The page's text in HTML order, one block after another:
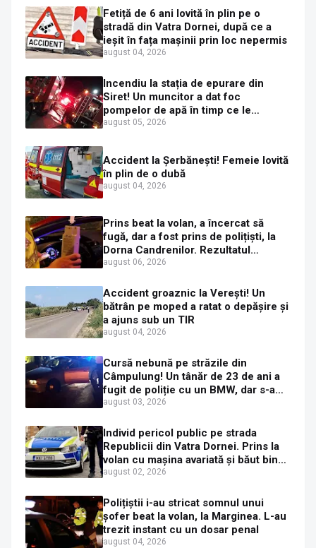
Fetiță de 6 ani lovită în plin pe o
stradă din Vatra Dornei, după ce a
ieșit în fața mașinii prin loc nepermis
august 04, 2026
Incendiu la stația de epurare din
Siret! Un muncitor a dat foc
pompelor de apă în timp ce le
alimenta cu combustibil
august 05, 2026
Accident la Șerbănești! Femeie lovită
în plin de o dubă
august 04, 2026
Prins beat la volan, a încercat să
fugă, dar a fost prins de polițiști, la
Dorna Candrenilor. Rezultatul
etilotestului: 1,59 mg/l alcool pur în
august 06, 2026
Accident groaznic la Verești! Un
bătrân pe moped a ratat o depășire și
a ajuns sub un TIR
august 04, 2026
Cursă nebună pe străzile din
Câmpulung! Un tânăr de 23 de ani a
fugit de poliție cu un BMW, dar s-a
oprit într-un gard de pe strada
august 03, 2026
Individ pericol public pe strada
Republicii din Vatra Dornei. Prins la
volan cu mașina avariată și băut bine,
în plină zi
august 02, 2026
Polițiștii i-au stricat somnul unui
șofer beat la volan, la Marginea. L-au
trezit instant cu un dosar penal
august 04, 2026